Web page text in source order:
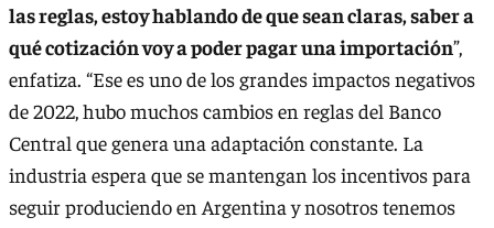
las reglas, estoy hablando de que sean claras, saber a
qué cotización voy a poder pagar una importación”,
enfatiza. “Ese es uno de los grandes impactos negativos
de 2022, hubo muchos cambios en reglas del Banco
Central que genera una adaptación constante. La
industria espera que se mantengan los incentivos para
seguir produciendo en Argentina y nosotros tenemos